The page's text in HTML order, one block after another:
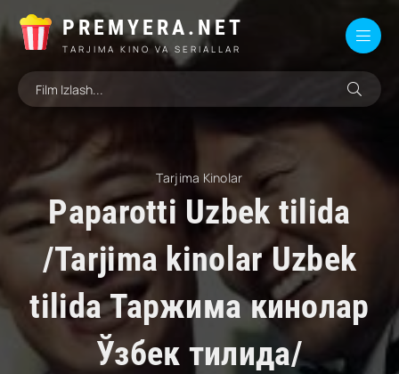
PREMYERA.NET
TARJIMA KINO VA SERIALLAR
Tarjima Kinolar
Paparotti Uzbek tilida
/Tarjima kinolar Uzbek
tilida Таржима кинолар
Ўзбек тилида/